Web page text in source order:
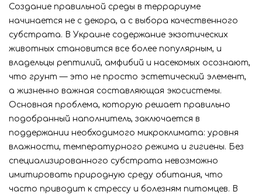
Создание правильной среды в террариуме
начинается не с декора, а с выбора качественного
субстрата. В Украине содержание экзотических
животных становится все более популярным, и
владельцы рептилий, амфибий и насекомых осознают,
что грунт — это не просто эстетический элемент,
а жизненно важная составляющая экосистемы.
Основная проблема, которую решает правильно
подобранный наполнитель, заключается в
поддержании необходимого микроклимата: уровня
влажности, температурного режима и гигиены. Без
специализированного субстрата невозможно
имитировать природную среду обитания, что
часто приводит к стрессу и болезням питомцев. В